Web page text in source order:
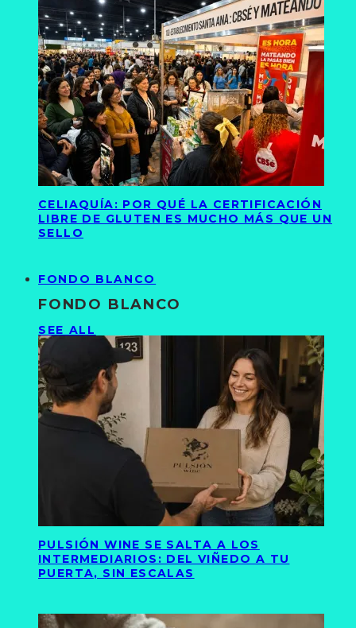
CELIAQUÍA: POR QUÉ LA CERTIFICACIÓN
LIBRE DE GLUTEN ES MUCHO MÁS QUE UN
SELLO
FONDO BLANCO
FONDO BLANCO
SEE ALL
PULSIÓN WINE SE SALTA A LOS
INTERMEDIARIOS: DEL VIÑEDO A TU
PUERTA, SIN ESCALAS